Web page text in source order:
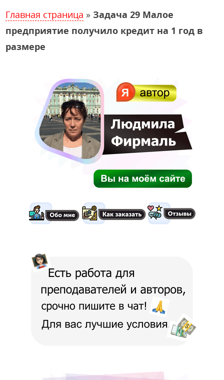
Главная страница » Задача 29 Малое
предприятие получило кредит на 1 год в
размере